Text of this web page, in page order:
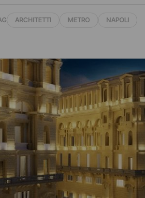
ARCHITETTI METRO NAPOLI